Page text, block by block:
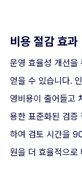
비용 절감 효과
운영 효율성 개선을
얻을 수 있습니다.
영비용이 줄어들고
용한 표준화된 검증
하여 검토 시간을
원을 더 효율적으로